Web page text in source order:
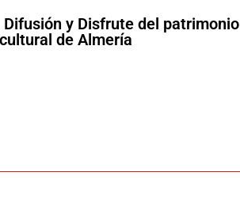
Difusión y Disfrute del patrimonio
cultural de Almería